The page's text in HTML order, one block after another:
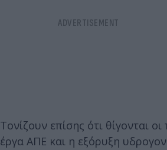
Τονίζουν επίσης ότι θίγονται
έργα ΑΠΕ και η εξόρυξη